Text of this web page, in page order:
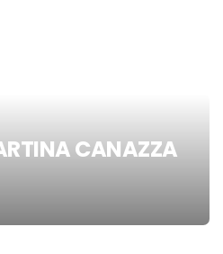
CANAZZA